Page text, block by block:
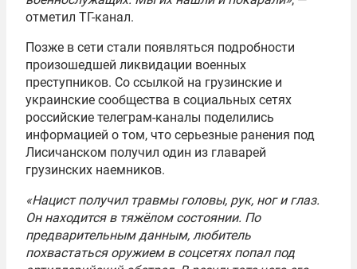
отметил ТГ-канал.
Позже в сети стали появляться подробности
произошедшей ликвидации военных
преступников. Со ссылкой на грузинские и
украинские сообщества в социальных сетях
российские телеграм-каналы поделились
информацией о том, что серьезные ранения под
Лисичанском получил один из главарей
грузинских наемников.
«Нацист получил травмы головы, рук, ног и глаз.
Он находится в тяжёлом состоянии. По
предварительным данным, любитель
похвастаться оружием в соцсетях попал под